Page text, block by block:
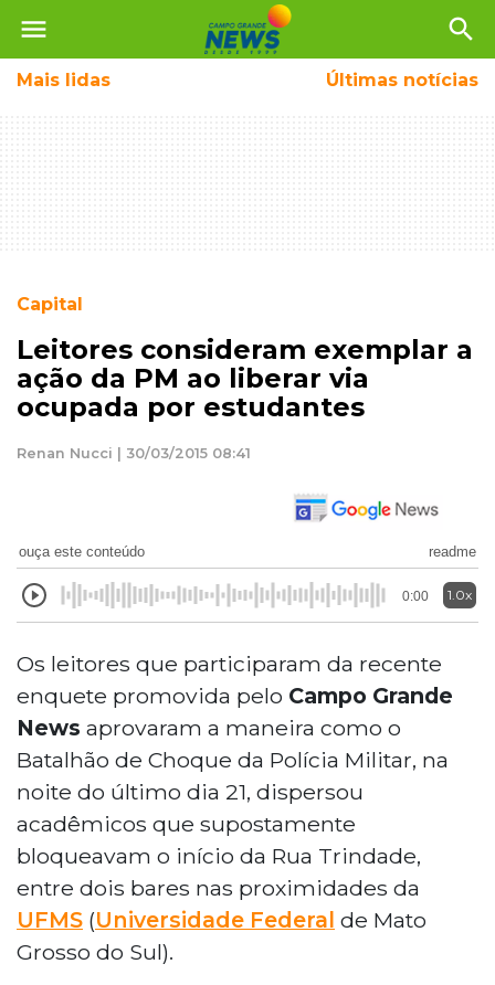
menu search
Mais lidas Últimas notícias
Capital
Leitores consideram exemplar a
ação da PM ao liberar via
ocupada por estudantes
Renan Nucci | 30/03/2015 08:41
ouça este conteúdo readme
0:00 1.0x
Os leitores que participaram da recente
enquete promovida pelo Campo Grande
News aprovaram a maneira como o
Batalhão de Choque da Polícia Militar, na
noite do último dia 21, dispersou
acadêmicos que supostamente
bloqueavam o início da Rua Trindade,
entre dois bares nas proximidades da
UFMS (Universidade Federal de Mato
Grosso do Sul).